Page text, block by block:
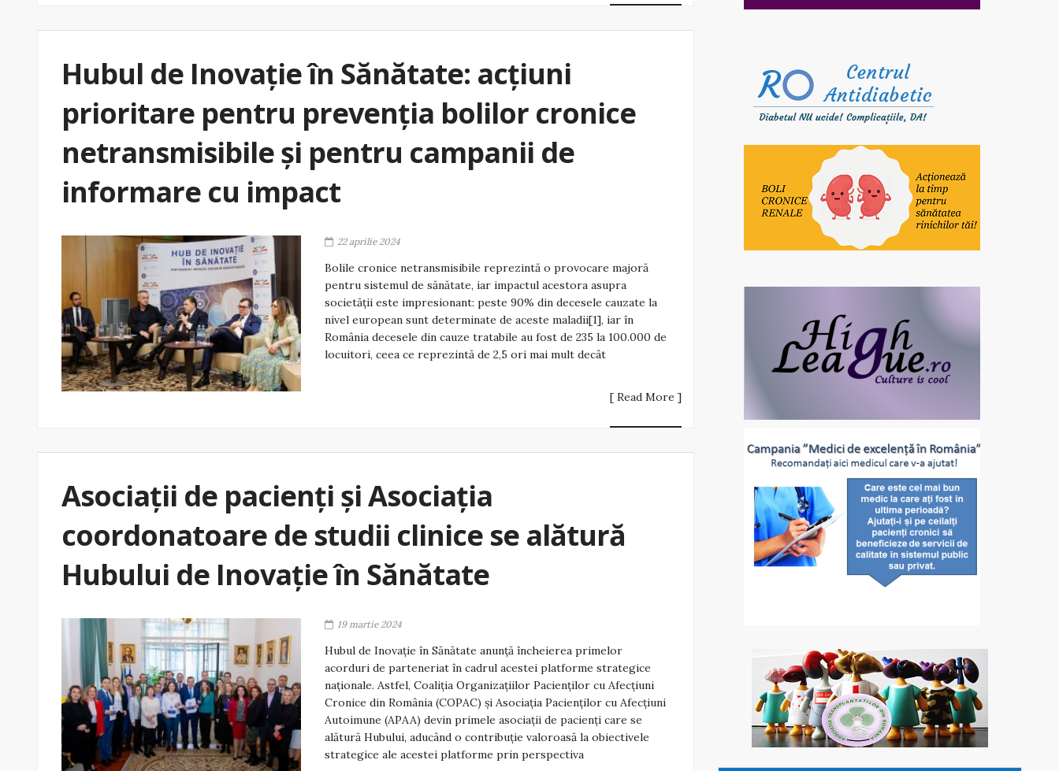
Hubul de Inovație în Sănătate: acțiuni
prioritare pentru prevenția bolilor cronice
netransmisibile și pentru campanii de
informare cu impact
22 aprilie 2024
Bolile cronice netransmisibile reprezintă o provocare majoră
pentru sistemul de sănătate, iar impactul acestora asupra
societății este impresionant: peste 90% din decesele cauzate la
nivel european sunt determinate de aceste maladii[1], iar în
România decesele din cauze tratabile au fost de 235 la 100.000 de
locuitori, ceea ce reprezintă de 2,5 ori mai mult decât
[ Read More ]
Asociaţii de pacienţi şi Asociația
coordonatoare de studii clinice se alătură
Hubului de Inovaţie în Sănătate
19 martie 2024
Hubul de Inovație în Sănătate anunță încheierea primelor
acorduri de parteneriat în cadrul acestei platforme strategice
naționale. Astfel, Coaliția Organizațiilor Pacienților cu Afecțiuni
Cronice din România (COPAC) și Asociația Pacienților cu Afecțiuni
Autoimune (APAA) devin primele asociații de pacienți care se
alătură Hubului, aducând o contribuție valoroasă la obiectivele
strategice ale acestei platforme prin perspectiva